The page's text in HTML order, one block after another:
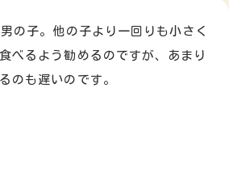
の子。他の子より一回りも小さく
べるよう勧めるのですが、あまり
のも遅いのです。